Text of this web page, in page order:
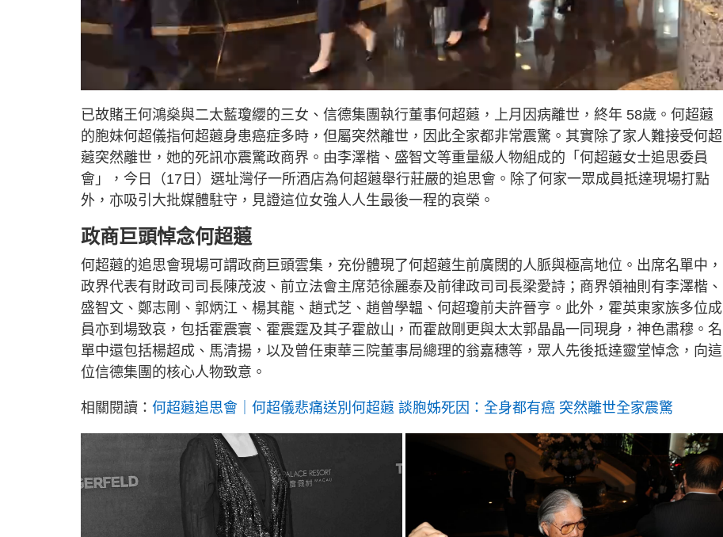
n
t
e
L
o
e
d
:
7
.
5
7
已故賭王何鴻燊與二太藍瓊纓的三女、信德集團執行董事何超蕸，上月因病離世，終年 58歲。何超蕸
的胞妹何超儀指何超蕸身患癌症多時，但屬突然離世，因此全家都非常震驚。其實除了家人難接受何超
蕸突然離世，她的死訊亦震驚政商界。由李澤楷、盛智文等重量級人物組成的「何超蕸女士追思委員
會」，今日（17日）選址灣仔一所酒店為何超蕸舉行莊嚴的追思會。除了何家一眾成員抵達現場打點
外，亦吸引大批媒體駐守，見證這位女強人人生最後一程的哀榮。
政商巨頭悼念何超蕸
何超蕸的追思會現場可謂政商巨頭雲集，充份體現了何超蕸生前廣闊的人脈與極高地位。出席名單中，
政界代表有財政司司長陳茂波、前立法會主席范徐麗泰及前律政司司長梁愛詩；商界領袖則有李澤楷、
盛智文、鄭志剛、郭炳江、楊其龍、趙式芝、趙曾學韞、何超瓊前夫許晉亨。此外，霍英東家族多位成
員亦到場致哀，包括霍震寰、霍震霆及其子霍啟山，而霍啟剛更與太太郭晶晶一同現身，神色肅穆。名
單中還包括楊超成、馬清揚，以及曾任東華三院董事局總理的翁嘉穗等，眾人先後抵達靈堂悼念，向這
位信德集團的核心人物致意。
相關閱讀： 何超蕸追思會｜何超儀悲痛送別何超蕸 談胞姊死因：全身都有癌 突然離世全家震驚